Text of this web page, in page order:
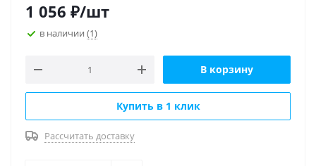
1 056 ₽/шт
в наличии (1)
В корзину
Купить в 1 клик
Рассчитать доставку